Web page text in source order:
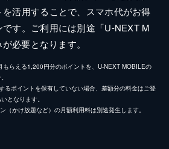
活用することで、スマホ代がお得
す。ご利用には別途「U-NEXT M
必要となります。
もらえる1,200円分のポイントを、U-NEXT MOBILEの
るポイントを保有していない場合、差額分の料金はご登
となります。
（かけ放題など）の月額利用料は別途発生します。